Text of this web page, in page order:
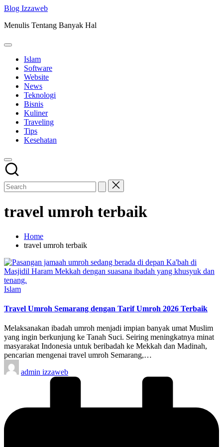
Skip
content
Blog Izzaweb
Menulis Tentang Banyak Hal
Islam
Software
Website
News
Teknologi
Bisnis
Kuliner
Traveling
Tips
Kesehatan
travel umroh terbaik
Home
travel umroh terbaik
Posted
Islam
Travel Umroh Semarang dengan Tarif Umroh 2026 Terbaik
Melaksanakan ibadah umroh menjadi impian banyak umat Muslim
yang ingin berkunjung ke Tanah Suci. Seiring meningkatnya minat
masyarakat Indonesia untuk beribadah ke Mekkah dan Madinah,
pencarian mengenai travel umroh Semarang,…
Posted
by
admin izzaweb